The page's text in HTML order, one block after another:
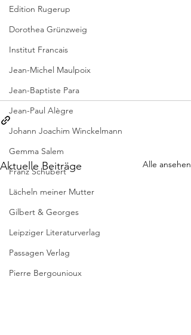
Edition Rugerup
Dorothea Grünzweig
Institut Francais
Jean-Michel Maulpoix
Jean-Baptiste Para
Jean-Paul Alègre
Johann Joachim Winckelmann
Gemma Salem
Franz Schubert
Lächeln meiner Mutter
Gilbert & Georges
Leipziger Literaturverlag
Passagen Verlag
Pierre Bergounioux
Aktuelle Beiträge Alle ansehen